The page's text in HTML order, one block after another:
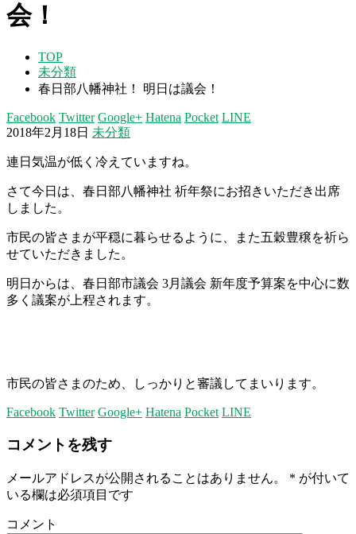
会！
TOP
未分類
春日部八幡神社！ 明日は議会！
Facebook Twitter Google+ Hatena Pocket LINE
2018年2月18日 未分類
連日気温が低く冷えていますね。
さて今日は、春日部八幡神社 祈年祭にお招きいただき出席
しました。
市民の皆さまが平穏に暮らせるように、また五穀豊穣を祈ら
せていただきました。
明日からは、春日部市議会 3月議会 新年度予算案を中心に数
多く議案が上程されます。
市民の皆さまのため、しっかりと審議してまいります。
Facebook Twitter Google+ Hatena Pocket LINE
コメントを残す
メールアドレスが公開されることはありません。 * が付いて
いる欄は必須項目です
コメント